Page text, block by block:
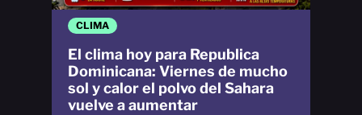
CLIMA
El clima hoy para Republica
Dominicana: Viernes de mucho
sol y calor el polvo del Sahara
vuelve a aumentar